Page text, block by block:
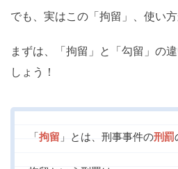
でも、実はこの「拘留」、使い
まずは、「拘留」と「勾留」の
しょう！
「拘留 」とは、刑事事件の刑罰